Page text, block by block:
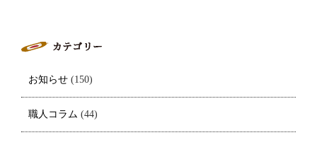
お知らせ (150)
職人コラム (44)